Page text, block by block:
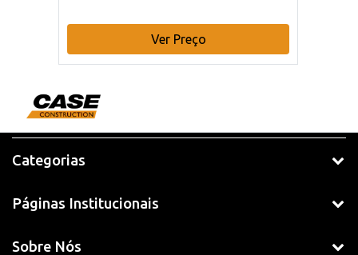
Ver Preço
Categorias
Páginas Institucionais
Sobre Nós